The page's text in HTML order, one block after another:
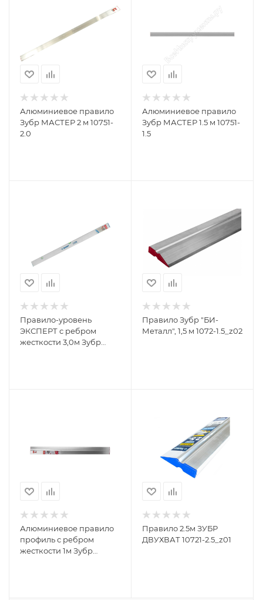
Алюминиевое правило
Зубр МАСТЕР 2 м 10751-
2.0
Алюминиевое правило
Зубр МАСТЕР 1.5 м 10751-
1.5
Правило-уровень
ЭКСПЕРТ с ребром
жесткости 3,0м Зубр
Правило Зубр "БИ-
Металл", 1,5 м 1072-1.5_z02
Алюминиевое правило
профиль с ребром
жесткости 1м Зубр
Правило 2.5м ЗУБР
ДВУХВАТ 10721-2.5_z01